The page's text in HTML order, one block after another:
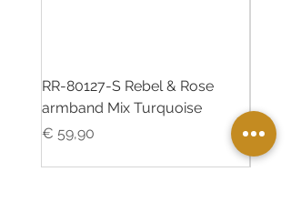
RR-80127-S Rebel & Rose
armband Mix Turquoise
Prijs
€ 59,90
Prijs
€